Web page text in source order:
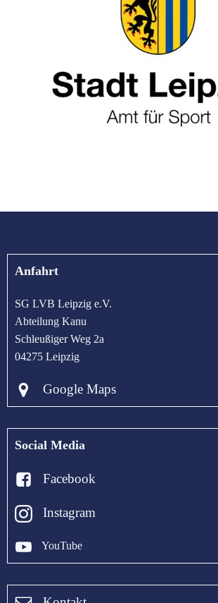
Anfahrt
SG LVB Leipzig e.V.
Abteilung Kanu
Schleußiger Weg 2a
04275 Leipzig
Google Maps
Social Media
Facebook
Instagram
YouTube